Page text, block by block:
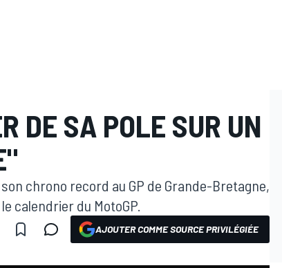
DE SA POLE SUR UN
chrono record au GP de Grande-Bretagne,
calendrier du MotoGP.
AJOUTER COMME SOURCE PRIVILÉGIÉE